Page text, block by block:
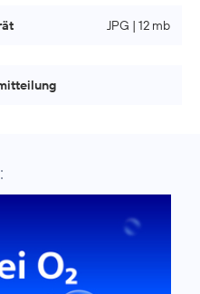
JPG | 12 mb